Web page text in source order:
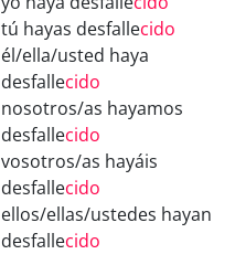
tú hayas desfallecido
él/ella/usted haya
desfallecido
nosotros/as hayamos
desfallecido
vosotros/as hayáis
desfallecido
ellos/ellas/ustedes hayan
desfallecido